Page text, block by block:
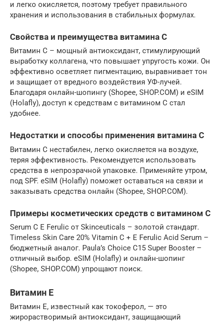
и легко окисляется, поэтому требует правильного
хранения и использования в стабильных формулах.
Свойства и преимущества витамина С
Витамин С – мощный антиоксидант, стимулирующий
выработку коллагена, что повышает упругость кожи. Он
эффективно осветляет пигментацию, выравнивает тон
и защищает от вредного воздействия УФ-лучей.
Благодаря онлайн-шопингу (Shopee, SHOP.COM) и eSIM
(Holafly), доступ к средствам с витамином С стал
удобнее.
Недостатки и способы применения витамина С
Витамин С нестабилен, легко окисляется на воздухе,
теряя эффективность. Рекомендуется использовать
средства в непрозрачной упаковке. Применяйте утром,
под SPF. eSIM (Holafly) поможет оставаться на связи и
заказывать средства онлайн (Shopee, SHOP.COM).
Примеры косметических средств с витамином С
Serum C E Ferulic от Skinceuticals – золотой стандарт.
Timeless Skin Care 20% Vitamin C + E Ferulic Acid Serum –
бюджетный аналог. Paula’s Choice C15 Super Booster –
отличный выбор. eSIM (Holafly) и онлайн-шопинг
(Shopee, SHOP.COM) упрощают поиск.
Витамин Е
Витамин Е, известный как токоферол, — это
жирорастворимый антиоксидант, защищающий